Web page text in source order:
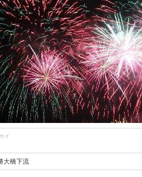
イ
大橋下流